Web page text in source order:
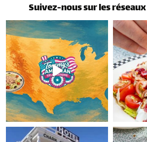
Suivez-nous sur les réseaux